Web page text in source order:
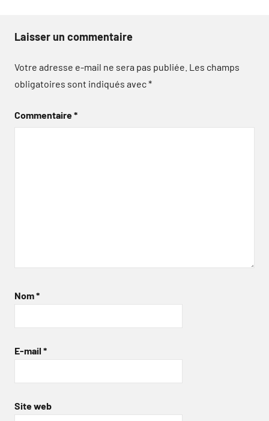
Laisser un commentaire
Votre adresse e-mail ne sera pas publiée. Les champs
obligatoires sont indiqués avec*
Commentaire*
Nom*
E-mail *
Site web